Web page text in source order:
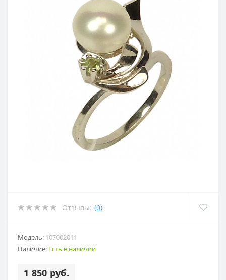
Отзывы: (0)
Модель: 107002011
Наличие: Есть в наличии
1 850 руб.